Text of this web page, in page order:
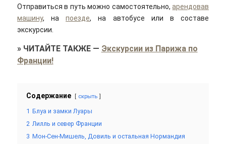
Отправиться в путь можно самостоятельно,арендовав
машину, напоезде, на автобусе или в составе
экскурсии.
» ЧИТАЙТЕ ТАКЖЕ— Экскурсии из Парижа по
Франции!
Содержание скрыть
1 Блуа и замки Луары
2 Лилль и север Франции
3 Мон-Сен-Мишель, Довиль и остальная Нормандия